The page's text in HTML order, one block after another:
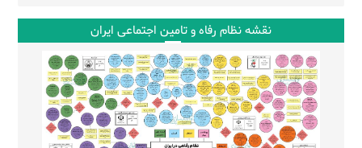
نقشه نظام رفاه و تامین اجتماعی ایران